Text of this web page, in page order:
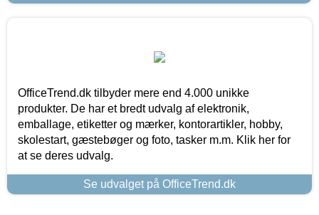
OfficeTrend.dk tilbyder mere end 4.000 unikke
produkter. De har et bredt udvalg af elektronik,
emballage, etiketter og mærker, kontorartikler, hobby,
skolestart, gæstebøger og foto, tasker m.m. Klik her for
at se deres udvalg.
Se udvalget på OfficeTrend.dk